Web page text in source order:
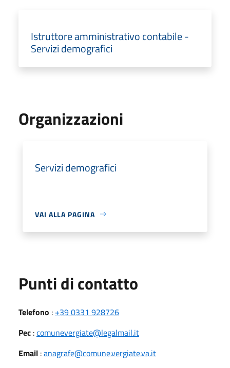
Istruttore amministrativo contabile -
Servizi demografici
Organizzazioni
Servizi demografici
VAI ALLA PAGINA
Punti di contatto
Telefono : +39 0331 928726
Pec :comunevergiate@legalmail.it
Email :anagrafe@comune.vergiate.va.it